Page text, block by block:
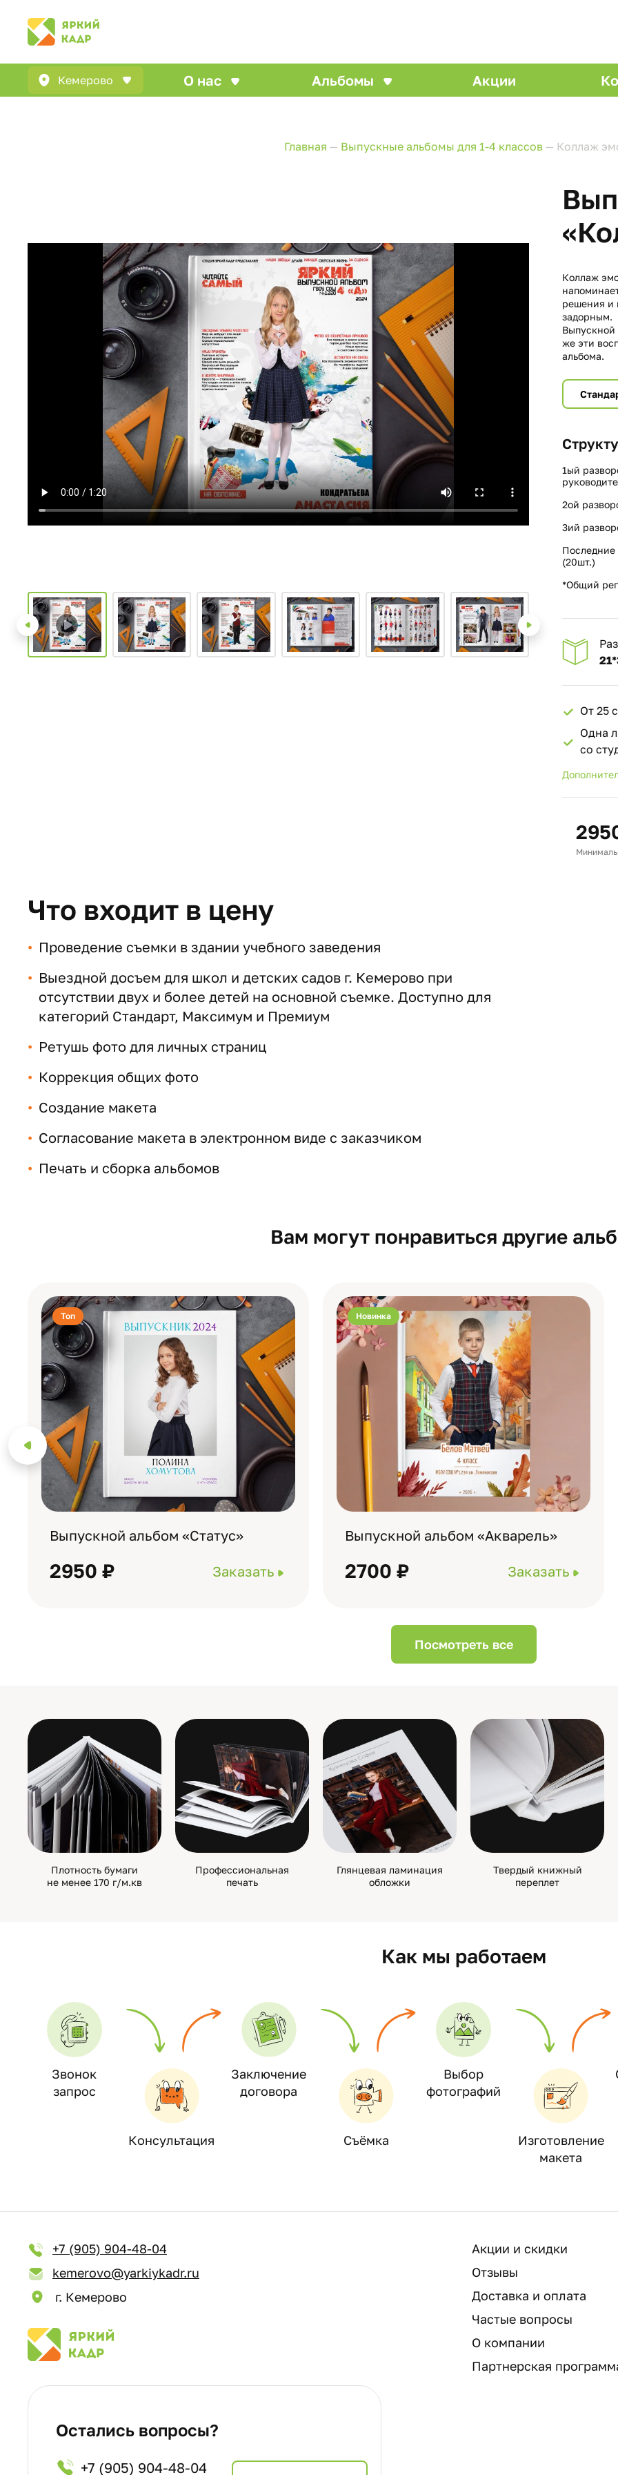
Кемерово О нас Альбомы Акции
Главная — Выпускные альбомы для 1-4 классов— Коллаж
Коллаж
решения и
задорным.
Выпускной
же эти
альбома.
1ый
2ой
3ий
Последние
(20шт.)
*Общий
От 25
Одна
со
Что входит в цену
Проведение съемки в здании учебного заведения
Выездной досъем для школ и детских садов г. Кемерово при
отсутствии двух и более детей на основной съемке. Доступно для
категорий Стандарт, Максимум и Премиум
Ретушь фото для личных страниц
Коррекция общих фото
Создание макета
Согласование макета в электронном виде с заказчиком
Печать и сборка альбомов
Вам могут понравиться другие
Топ
Выпускной альбом «Статус»
2950 ₽ Заказать
Новинка
Выпускной альбом «Акварель»
2700 ₽ Заказать
Посмотреть все
Плотность бумаги
не менее 170 г/м.кв
Профессиональная
печать
Глянцевая ламинация
обложки
Твердый книжный
переплет
Как мы работаем
Звонок
запрос
Консультация
Заключение
договора
Съёмка
Выбор
фотографий
Изготовление
макета
+7 (905) 904-48-04
kemerovo@yarkiykadr.ru
г. Кемерово
Акции и скидки
Отзывы
Доставка и оплата
Частые вопросы
О компании
Партнерская
Остались вопросы?
+7 (905) 904-48-04